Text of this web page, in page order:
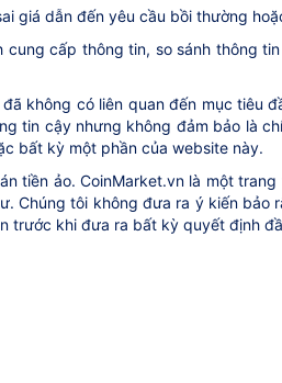
giá dẫn đến yêu cầu bồi thường
cung cấp thông tin, so sánh thông
không có liên quan đến mục
tin cậy nhưng không đảm bảo là
bất kỳ một phần của website này.
tiền ảo. CoinMarket.vn là một
Chúng tôi không đưa ra ý kiến
trước khi đưa ra bất kỳ quyết định